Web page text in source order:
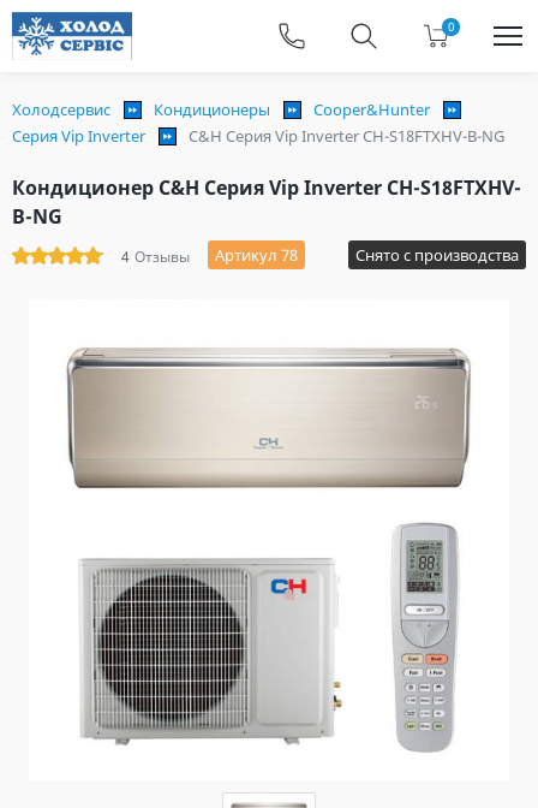
0
Холодсервис Кондиционеры
Cooper&Hunter
Серия Vip Inverter
C&H Серия Vip Inverter CH-S18FTXHV-B-NG
Кондиционер C&H Серия Vip Inverter CH-S18FTXHV-
B-NG
4 Отзывы Артикул 78 Снято с производства